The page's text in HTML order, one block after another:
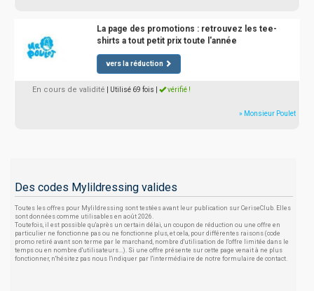
La page des promotions : retrouvez les tee-
shirts a tout petit prix toute l'année
vers la réduction
En cours de validité | Utilisé 69 fois vérifié !
» Monsieur Poulet
Des codes Mylildressing valides
Toutes les offres pour Mylildressing sont testées avant leur publication sur CeriseClub. Elles
sont données comme utilisables en août 2026.
Toutefois, il est possible qu'après un certain délai, un coupon de réduction ou une offre en
particulier ne fonctionne pas ou ne fonctionne plus, et cela, pour différentes raisons (code
promo retiré avant son terme par le marchand, nombre d'utilisation de l'offre limitée dans le
temps ou en nombre d'utilisateurs...). Si une offre présente sur cette page venait à ne plus
fonctionner, n'hésitez pas nous l'indiquer par l'intermédiaire de notre formulaire de contact.